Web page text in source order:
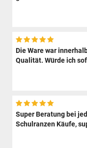
Die Ware war
Qualität. Würde ich
Super Beratung bei
Schulranzen Käufe,